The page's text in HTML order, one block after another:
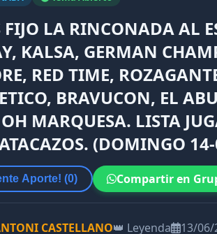
LA RINCONADA AL
KALSA, GERMAN
RED TIME,
BRAVUCON, EL
MARQUESA. LISTA
(DOMINGO
Aporte! (0) Compartir en
CASTELLANO👑 Leyenda 13/06/